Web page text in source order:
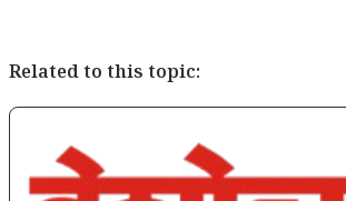
Related to this topic: